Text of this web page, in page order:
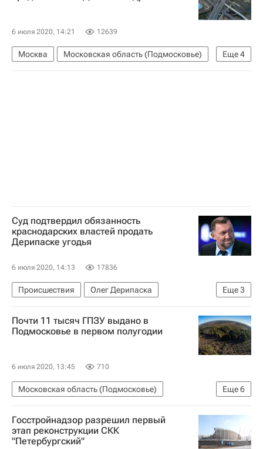
Светлана Стригункова
Медучреждения
6 июля 2020, 14:21 12639
Еще4
Москва
Московская область (Подмосковье)
Строительство
Дороги
Суд подтвердил обязанность
краснодарских властей продать
Дерипаске угодья
6 июля 2020, 14:13 17836
Еще3
Происшествия
Олег Дерипаска
Краснодарский край
Земельные участки
Суды
Почти 11 тысяч ГПЗУ выдано в
Подмосковье в первом полугодии
6 июля 2020, 13:45 710
Еще6
Московская область (Подмосковье)
Новости Подмосковья
Одинцово
Дмитров
Домодедово (аэропорт)
Строительство
Госстройнадзор разрешил первый
этап реконструкции СКК
"Петербургский"